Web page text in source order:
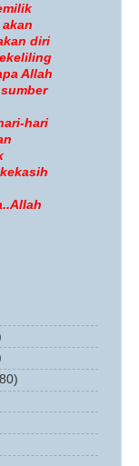
diri
Allah
hari